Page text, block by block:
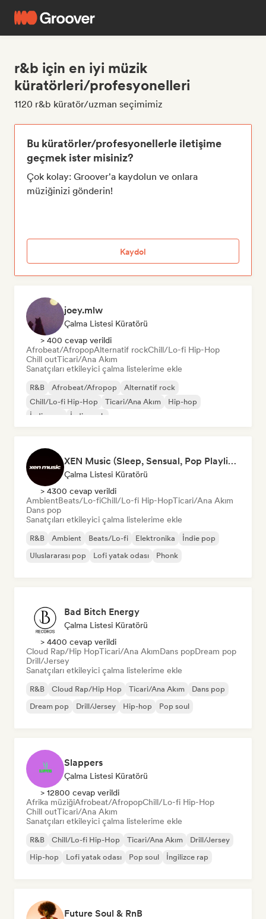
r&b için en iyi müzik
küratörleri/profesyonelleri
1120 r&b küratör/uzman seçimimiz
Bu küratörler/profesyonellerle iletişime
geçmek ister misiniz?
Çok kolay: Groover'a kaydolun ve onlara
müziğinizi gönderin!
Kaydol
joey.mlw
Çalma Listesi Küratörü
> 400 cevap verildi
Afrobeat/AfropopAlternatif rockChill/Lo-fi Hip-Hop
Chill outTicari/Ana Akım
Sanatçıları etkileyici çalma listelerime ekle
R&B Afrobeat/Afropop
Alternatif rock
Chill/Lo-fi Hip-Hop
Ticari/Ana Akım
Hip-hop
İndie pop
İndie rock
XEN Music (Sleep, Sensual, Pop Playlists)
Çalma Listesi Küratörü
> 4300 cevap verildi
AmbientBeats/Lo-fiChill/Lo-fi Hip-HopTicari/Ana Akım
Dans pop
Sanatçıları etkileyici çalma listelerime ekle
R&B Ambient Beats/Lo-fi Elektronika
İndie pop
Uluslararası pop
Lofi yatak odası Phonk
Bad Bitch Energy
Çalma Listesi Küratörü
> 4400 cevap verildi
Cloud Rap/Hip HopTicari/Ana AkımDans popDream pop
Drill/Jersey
Sanatçıları etkileyici çalma listelerime ekle
R&B Cloud Rap/Hip Hop Ticari/Ana Akım
Dans pop
Dream pop
Drill/Jersey Hip-hop Pop soul
Slappers
Çalma Listesi Küratörü
> 12800 cevap verildi
Afrika müziğiAfrobeat/AfropopChill/Lo-fi Hip-Hop
Chill outTicari/Ana Akım
Sanatçıları etkileyici çalma listelerime ekle
R&B Chill/Lo-fi Hip-Hop Ticari/Ana Akım
Drill/Jersey
Hip-hop
Lofi yatak odası Pop soul İngilizce rap
Future Soul & RnB